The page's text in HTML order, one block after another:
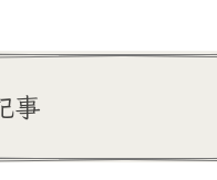
事